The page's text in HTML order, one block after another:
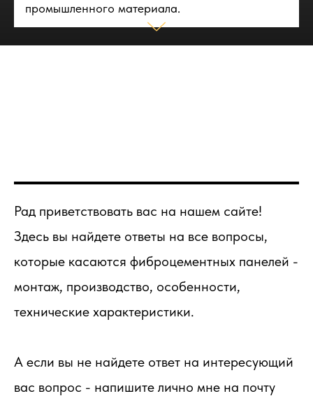
промышленного материала.
Рад приветствовать вас на нашем сайте!
Здесь вы найдете ответы на все вопросы,
которые касаются фиброцементных панелей -
монтаж, производство, особенности,
технические характеристики.
А если вы не найдете ответ на интересующий
вас вопрос - напишите лично мне на почту